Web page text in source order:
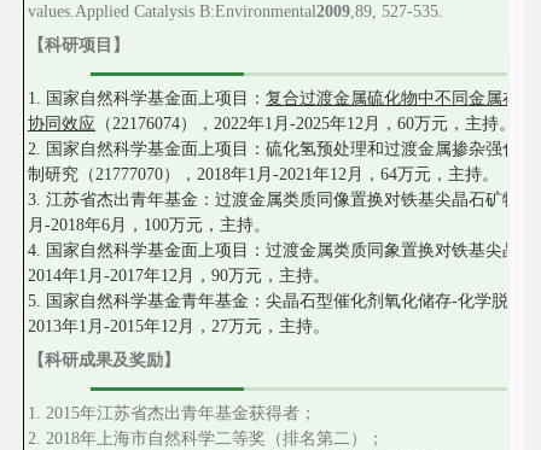
values. Applied Catalysis B:Environmental2009 89 , 527-535.
【科研项目】
1. 国家自然科学基金面上项目： 复合过渡金属硫化物中不同金属在
协同效应 （22176074），2022年1月-2025年12月，60万元，主持。
2. 国家自然科学基金面上项目：硫化氢预处理和过渡金属掺杂强化
制研究（21777070），2018年1月-2021年12月，64万元，主持。
3. 江苏省杰出青年基金：过渡金属类质同像置换对铁基尖晶石矿物界
月-2018年6月，100万元，主持。
4. 国家自然科学基金面上项目：过渡金属类质同象置换对铁基尖晶石
2014年1月-2017年12月，90万元，主持。
5. 国家自然科学基金青年基金：尖晶石型催化剂氧化储存-化学脱附
2013年1月-2015年12月，27万元，主持。
【科研成果及奖励】
1. 2015年江苏省杰出青年基金获得者；
2. 2018年上海市自然科学二等奖（排名第二）；